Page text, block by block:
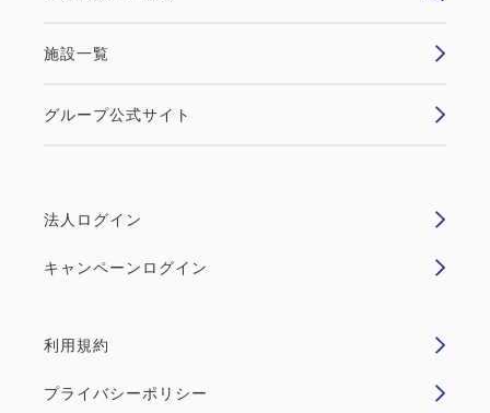
施設一覧
グループ公式サイト
法人ログイン
キャンペーンログイン
利用規約
プライバシーポリシー